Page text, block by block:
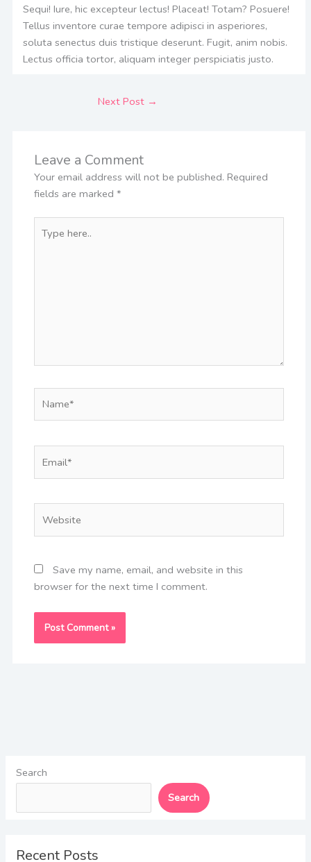
Search
Search
Recent Posts
Sequi! Iure, hic excepteur lectus! Placeat! Totam? Posuere!
Tellus inventore curae tempore adipisci in asperiores,
soluta senectus duis tristique deserunt. Fugit, anim nobis.
Lectus officia tortor, aliquam integer perspiciatis justo.
Next Post →
Leave a Comment
Your email address will not be published. Required
fields are marked*
here..
Save my name, email, and website in this
browser for the next time I comment.